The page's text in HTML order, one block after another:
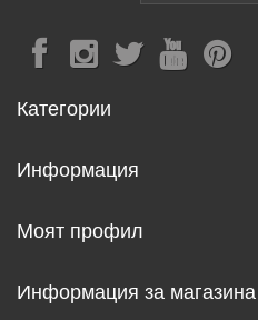
Категории
Информация
Моят профил
Информация за магазина